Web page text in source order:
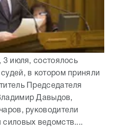
3 июля, состоялось
в котором приняли
Председателя
Давыдов,
руководители
силовых ведомств....